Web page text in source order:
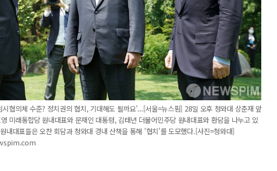
협의체 수준? 정치권의 협치, 기대해도 될까요'...[서울=뉴스핌] 28일 오후 청와대 상춘재 앞
미래통합당 원내대표와 문재인 대통령, 김태년 더불어민주당 원내대표와 환담을 나누고 있
내대표들은 오찬 회담과 청와대 경내 산책을 통해 '협치'를 도모했다.[사진=청와대]